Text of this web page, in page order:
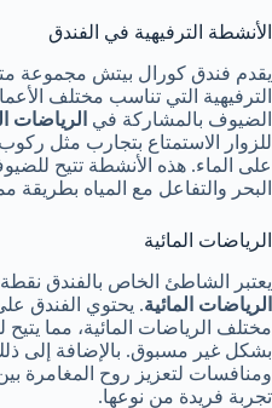
الأنشطة الترفيهية في الفندق
يقدم فندق كورال بيتش مجموعة
الترفيهية التي تناسب مختلف
الضيوف بالمشاركة في الرياضات
للزوار الاستمتاع بتجارب مثل
على الماء. هذه الأنشطة تتيح
البحر والتفاعل مع المياه بطريقة
الرياضات المائية
يعتبر الشاطئ الخاص بالفندق
الرياضات المائية. يحتوي الفندق
مختلف الرياضات المائية، مما يتيح
بشكل غير مسبوق. بالإضافة إلى
ومنافسات لتعزيز روح المغامرة
تجربة فريدة من نوعها.